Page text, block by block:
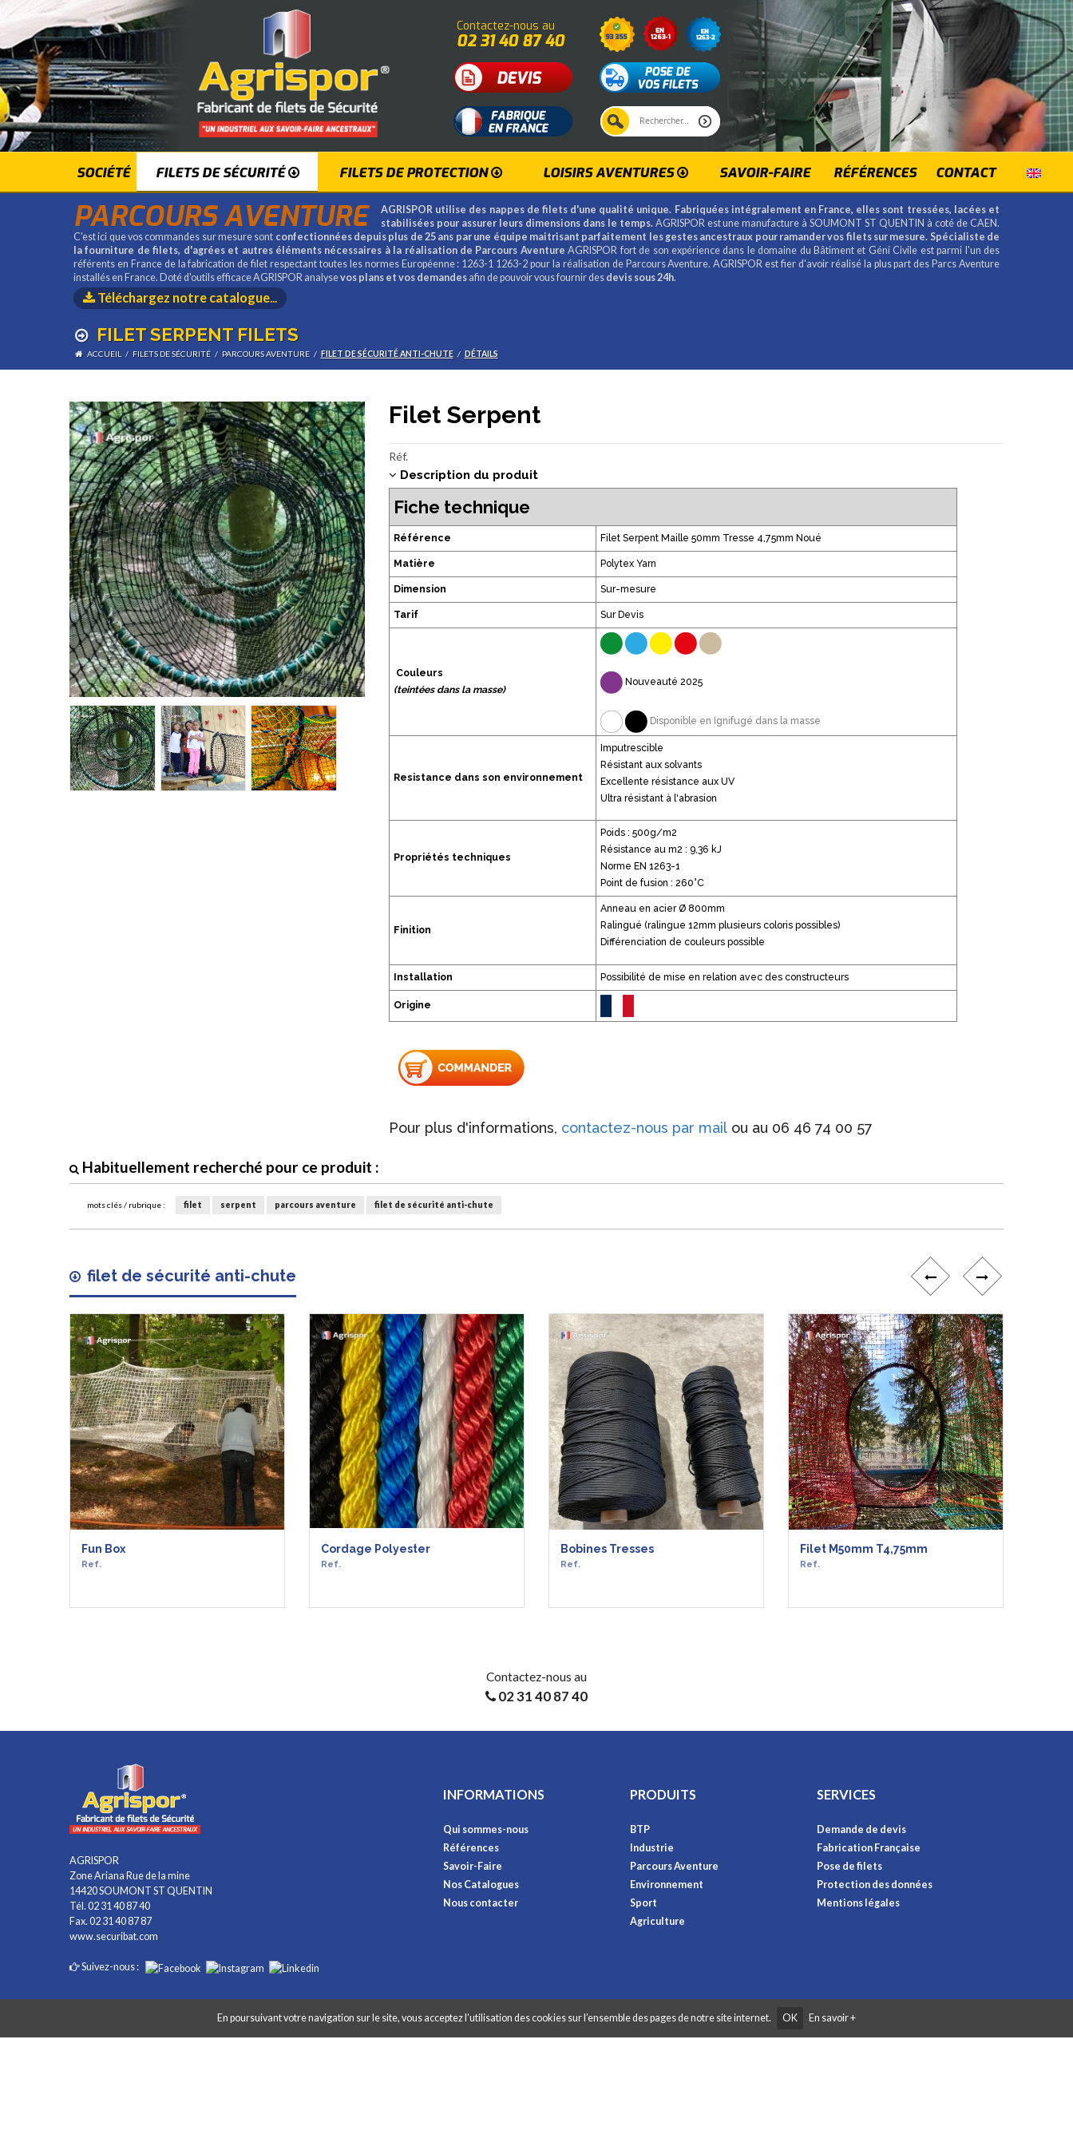
Contactez-nous au
02 31 40 87 40
SOCIÉTÉ FILETS DE SÉCURITÉ FILETS DE PROTECTION LOISIRS AVENTURES SAVOIR-FAIRE RÉFÉRENCES CONTACT
PARCOURS AVENTURE
AGRISPOR utilise des nappes de filets d'une qualité unique. Fabriquées intégralement en France, elles sont tressées, lacées et
stabilisées pour assurer leurs dimensions dans le temps. AGRISPOR est une manufacture à SOUMONT ST QUENTIN à coté de CAEN.
C'est ici que vos commandes sur mesure sont confectionnées depuis plus de 25 ans par une équipe maitrisant parfaitement les gestes ancestraux pour ramander vos filets sur mesure. Spécialiste de
la fourniture de filets, d'agrées et autres éléments nécessaires à la réalisation de Parcours Aventure AGRISPOR fort de son expérience dans le domaine du Bâtiment et Géni Civile est parmi l'un des
référents en France de la fabrication de filet respectant toutes les normes Européenne : 1263-1 1263-2 pour la réalisation de Parcours Aventure. AGRISPOR est fier d'avoir réalisé la plus part des Parcs Aventure
installés en France. Doté d'outils efficace AGRISPOR analysevos plans et vos demandes afin de pouvoir vous fournir des devis sous 24h.
Téléchargez notre catalogue...
FILET SERPENT FILETS
ACCUEIL / FILETS DE SÉCURITÉ / PARCOURS AVENTURE / FILET DE SÉCURITÉ ANTI-CHUTE / DÉTAILS
Filet Serpent
Réf.
Description du produit
Fiche technique
Référence Filet Serpent Maille 50mm Tresse 4,75mm Noué
Matière Polytex Yarn
Dimension Sur-mesure
Tarif Sur Devis
Couleurs
(teintées dans la masse)
Nouveauté 2025
Disponible en Ignifugé dans la masse
Resistance dans son environnement
Imputrescible
Résistant aux solvants
Excellente résistance aux UV
Ultra résistant à l'abrasion
Propriétés techniques
Poids : 500g/m2
Résistance au m2 : 9,36 kJ
Norme EN 1263-1
Point de fusion : 260°C
Finition
Anneau en acier Ø 800mm
Ralingué (ralingue 12mm plusieurs coloris possibles)
Différenciation de couleurs possible
Installation Possibilité de mise en relation avec des constructeurs
Origine
Pour plus d'informations, contactez-nous par mail ou au 06 46 74 00 57
Habituellement recherché pour ce produit :
mots clés / rubrique : filet serpent parcours aventure filet de sécurité anti-chute
filet de sécurité anti-chute
Fun Box
Ref.
Cordage Polyester
Ref.
Bobines Tresses
Ref.
Filet M50mm T4,75mm
Ref.
Contactez-nous au
02 31 40 87 40
AGRISPOR
Zone Ariana Rue de la mine
14420 SOUMONT ST QUENTIN
Tél. 02 31 40 87 40
Fax. 02 31 40 87 87
www.securibat.com
Suivez-nous :
INFORMATIONS
Qui sommes-nous
Références
Savoir-Faire
Nos Catalogues
Nous contacter
PRODUITS
BTP
Industrie
Parcours Aventure
Environnement
Sport
Agriculture
SERVICES
Demande de devis
Fabrication Française
Pose de filets
Protection des données
Mentions légales
Copyright AGRISPOR 2018 © - Tous droits réservés - Site réalisé parGraphibox
En poursuivant votre navigation sur le site, vous acceptez l'utilisation des cookies sur l’ensemble des pages de notre site internet. OK En savoir +